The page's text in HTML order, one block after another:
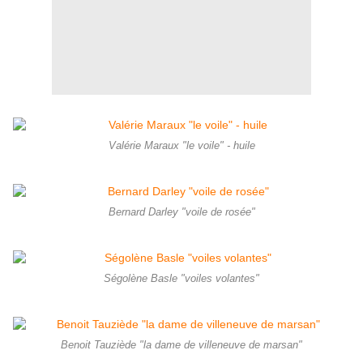
Valérie Maraux "le voile" - huile
Bernard Darley "voile de rosée"
Ségolène Basle "voiles volantes"
Benoit Tauziède "la dame de villeneuve de marsan"